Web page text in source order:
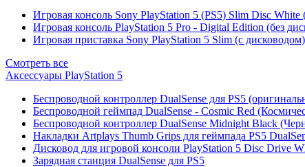
Игровая консоль Sony PlayStation 5 (PS5) Slim Disc
Игровая консоль PlayStation 5 Pro - Digital Edition (без
Игровая приставка Sony PlayStation 5 Slim (с
Смотреть все
Аксессуары PlayStation 5
Беспроводной контроллер DualSense для PS5
Беспроводной геймпад DualSense - Cosmic Red
Беспроводной контроллер DualSense Midnight Black
Накладки Artplays Thumb Grips для геймпада PS5
Дисковод для игровой консоли PlayStation 5 Disc Drive
Зарядная станция DualSense для PS5